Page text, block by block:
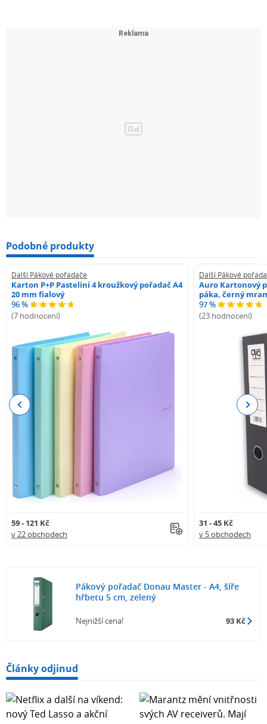
Podobné produkty
Další Pákové pořadače
Karton P+P Pastelini 4 kroužkový pořadač A4
20 mm fialový
96 %
(7 hodnocení)
59 - 121 Kč
v 22 obchodech
Další Pákové
Auro Kartonový
páka, černý
97 %
(23 hodnocení)
31 - 45 Kč
v 5 obchodech
Previous Next
Pákový pořadač Donau Master - A4, šíře
hřbetu 5 cm, zelený
Nejnižší cena! 93 Kč
Články odjinud